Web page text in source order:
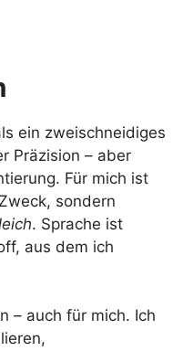
ein zweischneidiges
Präzision – aber
Für mich ist
sondern
. Sprache ist
aus dem ich
– auch für mich. Ich